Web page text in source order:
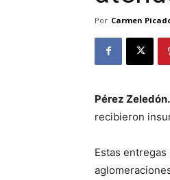
Por Carmen
Pérez Zeledón.
recibieron
Estas